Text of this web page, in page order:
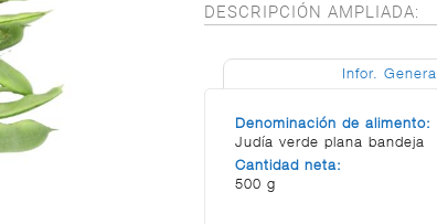
DESCRIPCIÓN AMPLIADA:
Infor. General
Denominación de alimento:
Judía verde plana bandeja
Cantidad neta:
500 g